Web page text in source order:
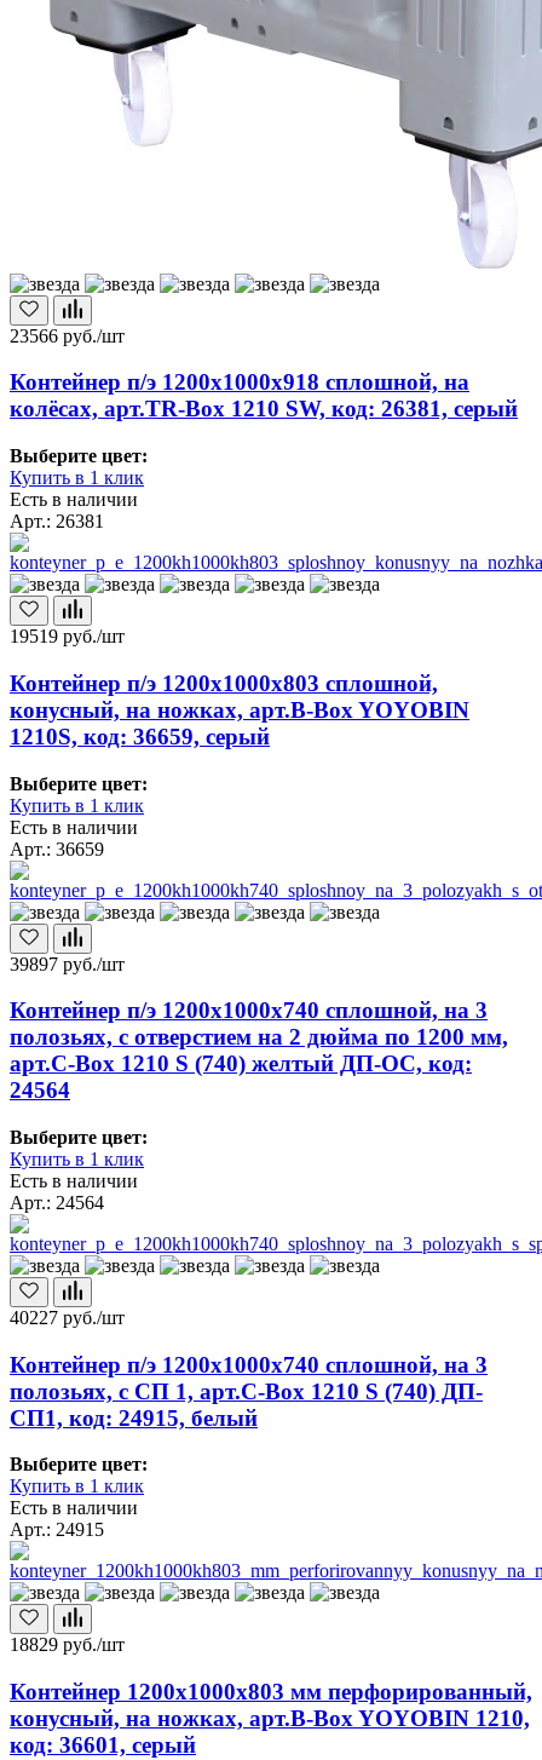
23566 руб./шт
Контейнер п/э 1200х1000х918 сплошной, на
колёсах, арт.TR-Box 1210 SW, код: 26381, серый
Выберите цвет:
Купить в 1 клик
Есть в наличии
Арт.: 26381
19519 руб./шт
Контейнер п/э 1200х1000х803 сплошной,
конусный, на ножках, арт.B-Box YOYOBIN
1210S, код: 36659, серый
Выберите цвет:
Купить в 1 клик
Есть в наличии
Арт.: 36659
39897 руб./шт
Контейнер п/э 1200х1000х740 сплошной, на 3
полозьях, с отверстием на 2 дюйма по 1200 мм,
арт.C-Box 1210 S (740) желтый ДП-ОС, код:
24564
Выберите цвет:
Купить в 1 клик
Есть в наличии
Арт.: 24564
40227 руб./шт
Контейнер п/э 1200х1000х740 сплошной, на 3
полозьях, с СП 1, арт.C-Box 1210 S (740) ДП-
СП1, код: 24915, белый
Выберите цвет:
Купить в 1 клик
Есть в наличии
Арт.: 24915
18829 руб./шт
Контейнер 1200х1000х803 мм перфорированный,
конусный, на ножках, арт.B-Box YOYOBIN 1210,
код: 36601, серый